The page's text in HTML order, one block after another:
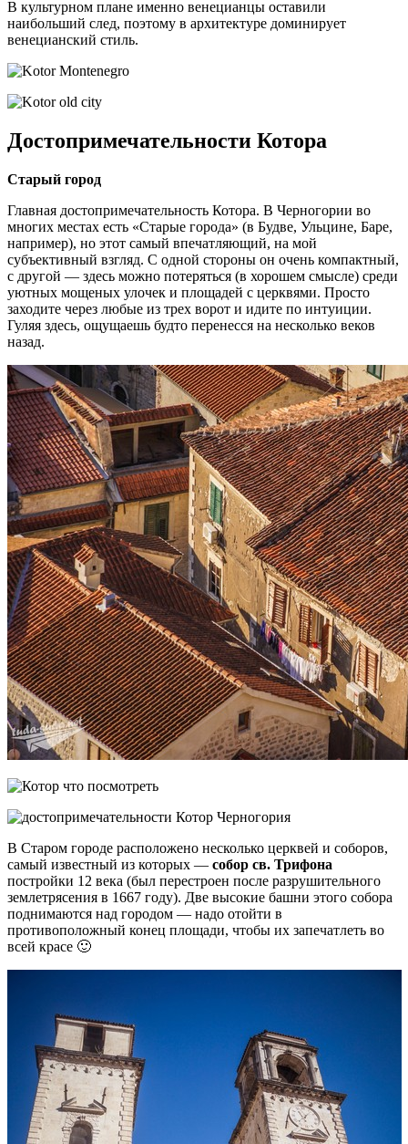
В культурном плане именно венецианцы оставили
наибольший след, поэтому в архитектуре доминирует
венецианский стиль.
Достопримечательности Котора
Старый город
Главная достопримечательность Котора. В Черногории во
многих местах есть «Старые города» (в Будве, Ульцине, Баре,
например), но этот самый впечатляющий, на мой
субъективный взгляд. С одной стороны он очень компактный,
с другой — здесь можно потеряться (в хорошем смысле) среди
уютных мощеных улочек и площадей с церквями. Просто
заходите через любые из трех ворот и идите по интуиции.
Гуляя здесь, ощущаешь будто перенесся на несколько веков
назад.
В Старом городе расположено несколько церквей и соборов,
самый известный из которых — собор св. Трифона
постройки 12 века (был перестроен после разрушительного
землетрясения в 1667 году). Две высокие башни этого собора
поднимаются над городом — надо отойти в
противоположный конец площади, чтобы их запечатлеть во
всей красе 🙂